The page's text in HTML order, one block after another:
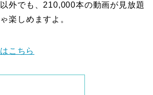
外でも、210,000本の動画が見放題
楽しめますよ。
こちら